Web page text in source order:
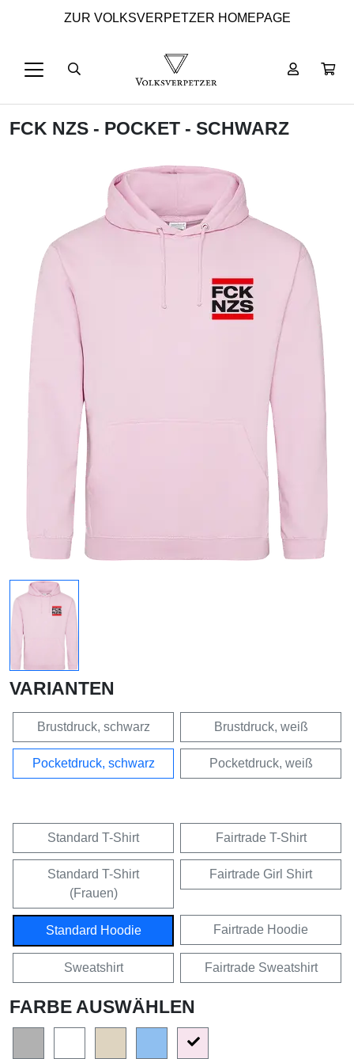
ZUR VOLKSVERPETZER HOMEPAGE
FCK NZS - POCKET - SCHWARZ
VARIANTEN
Brustdruck, schwarz Brustdruck, weiß
Pocketdruck, schwarz Pocketdruck, weiß
Standard T-Shirt Fairtrade T-Shirt
Standard T-Shirt
(Frauen)
Fairtrade Girl Shirt
Standard Hoodie Fairtrade Hoodie
Sweatshirt Fairtrade Sweatshirt
FARBE AUSWÄHLEN